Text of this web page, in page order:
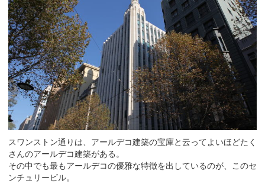
スワンストン通りは、アールデコ建築の宝庫と云ってよいほどたく
さんのアールデコ建築がある。
その中でも最もアールデコの優雅な特徴を出しているのが、このセ
ンチュリービル。